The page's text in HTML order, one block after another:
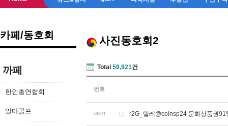
카페/동호회
까페
한인총연합회
알마골프
사진동호회2
Total 59,921건
번호
59831 r2G_텔레@coinsp24 문화상품권